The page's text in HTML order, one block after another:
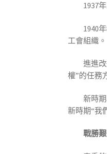
1937
1940
工會組織。
進進
權”的任務
新時
新時期“我
戰勝